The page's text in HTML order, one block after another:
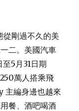
來剛過不久的美
二。美國汽車
5月31日期
萬人搭乘飛
主編身邊也越來
餐、酒吧喝酒